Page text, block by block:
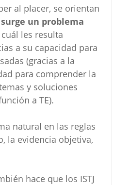
al placer, se orientan
un problema
les resulta
a su capacidad para
(gracias a la
para comprender la
y soluciones
a TE).
natural en las reglas
la evidencia objetiva,
hace que los ISTJ